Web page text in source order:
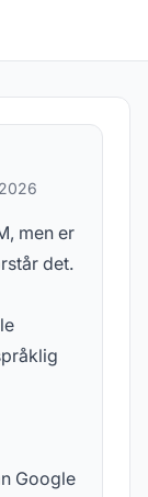
men er
det.
Google